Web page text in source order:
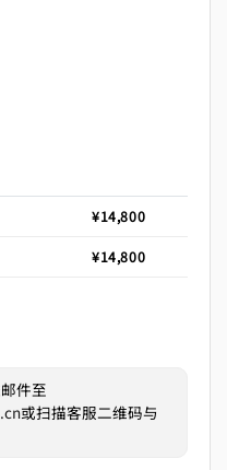
¥14,800
¥14,800
件至
或扫描客服二维码与